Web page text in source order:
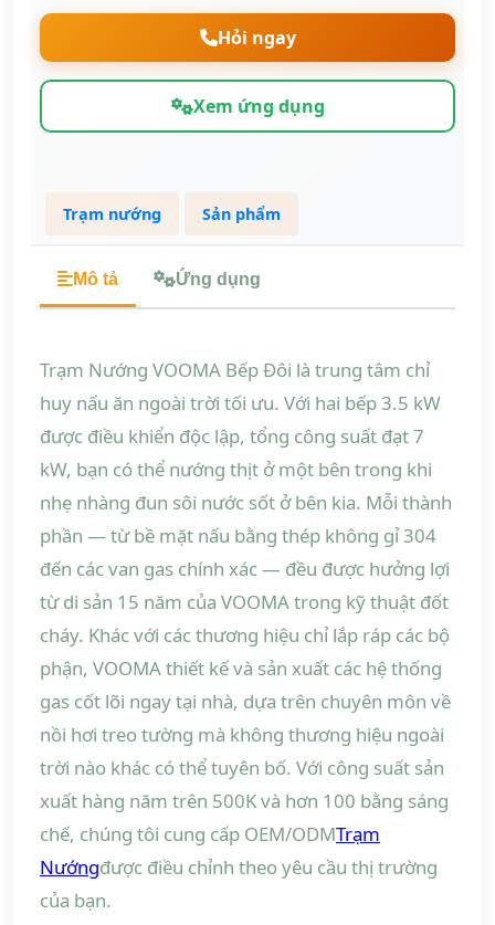
Hỏi ngay
Xem ứng dụng
Trạm nướng Sản phẩm
Mô tả Ứng dụng
Trạm Nướng VOOMA Bếp Đôi là trung tâm chỉ
huy nấu ăn ngoài trời tối ưu. Với hai bếp 3.5 kW
được điều khiển độc lập, tổng công suất đạt 7
kW, bạn có thể nướng thịt ở một bên trong khi
nhẹ nhàng đun sôi nước sốt ở bên kia. Mỗi thành
phần — từ bề mặt nấu bằng thép không gỉ 304
đến các van gas chính xác — đều được hưởng lợi
từ di sản 15 năm của VOOMA trong kỹ thuật đốt
cháy. Khác với các thương hiệu chỉ lắp ráp các bộ
phận, VOOMA thiết kế và sản xuất các hệ thống
gas cốt lõi ngay tại nhà, dựa trên chuyên môn về
nồi hơi treo tường mà không thương hiệu ngoài
trời nào khác có thể tuyên bố. Với công suất sản
xuất hàng năm trên 500K và hơn 100 bằng sáng
chế, chúng tôi cung cấp OEM/ODMTrạm
Nướngđược điều chỉnh theo yêu cầu thị trường
của bạn.